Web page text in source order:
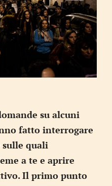
su alcuni
fatto interrogare
quali
a te e aprire
Il primo punto